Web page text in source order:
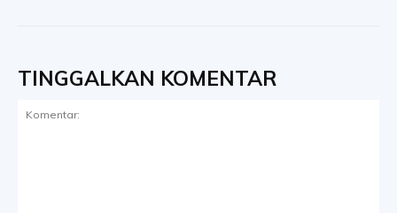
TINGGALKAN KOMENTAR